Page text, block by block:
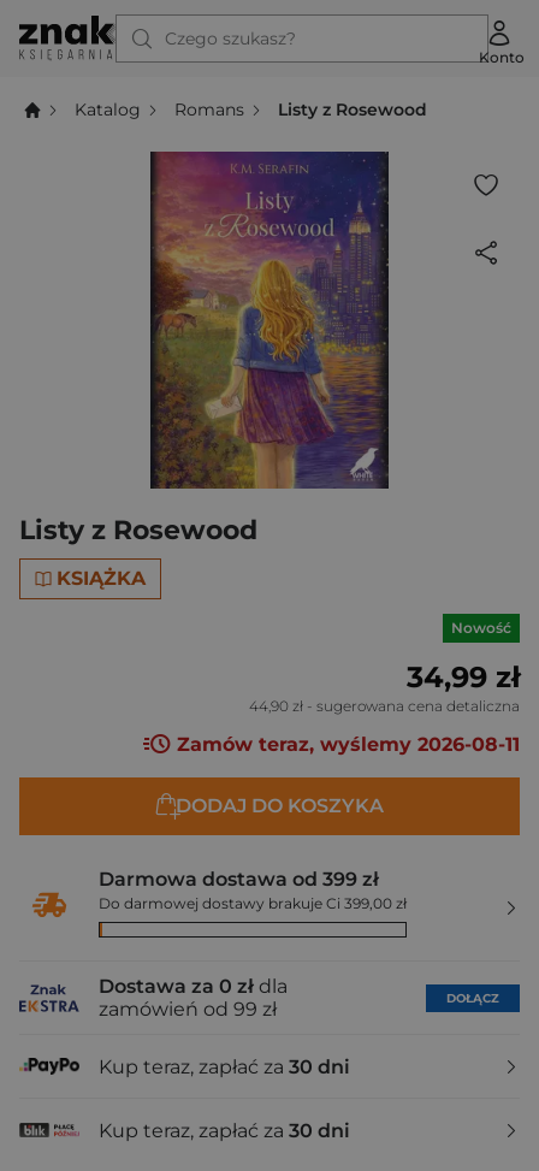
Czego szukasz?
Konto
Katalog Romans Listy z Rosewood
Listy z Rosewood
KSIĄŻKA
Nowość
34,99 zł
44,90 zł - sugerowana cena detaliczna
Zamów teraz, wyślemy 2026-08-11
DODAJ DO KOSZYKA
Darmowa dostawa od 399 zł
Do darmowej dostawy brakuje Ci 399,00 zł
Dostawa za 0 zł dla
zamówień od 99 zł
DOŁĄCZ
Kup teraz, zapłać za 30 dni
Kup teraz, zapłać za 30 dni